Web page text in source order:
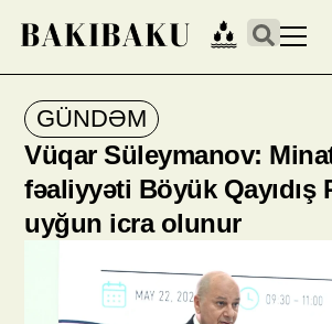
GÜNDƏM
Vüqar Süleymanov:
fəaliyyəti Böyük Qayıdış
uyğun icra olunur